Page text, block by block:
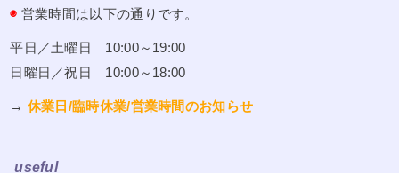
◉ 営業時間は以下の通りです。
平日／土曜日 10:00～19:00
日曜日／祝日 10:00～18:00
→ 休業日/臨時休業/営業時間のお知らせ
useful